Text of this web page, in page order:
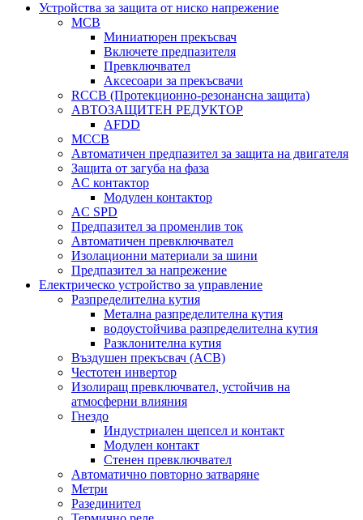
Устройства за защита от ниско напрежение
MCB
Миниатюрен прекъсвач
Включете предпазителя
Превключвател
Аксесоари за прекъсвачи
RCCB (Протекционно-резонансна защита)
АВТОЗАЩИТЕН РЕДУКТОР
AFDD
MCCB
Автоматичен предпазител за защита на двигателя
Защита от загуба на фаза
AC контактор
Модулен контактор
AC SPD
Предпазител за променлив ток
Автоматичен превключвател
Изолационни материали за шини
Предпазител за напрежение
Електрическо устройство за управление
Разпределителна кутия
Метална разпределителна кутия
водоустойчива разпределителна кутия
Разклонителна кутия
Въздушен прекъсвач (ACB)
Честотен инвертор
Изолиращ превключвател, устойчив на
атмосферни влияния
Гнездо
Индустриален щепсел и контакт
Модулен контакт
Стенен превключвател
Автоматично повторно затваряне
Метри
Разединител